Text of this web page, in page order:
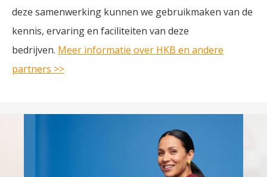
deze samenwerking kunnen we gebruikmaken van de
kennis, ervaring en faciliteiten van deze
bedrijven. Meer informatie over HKB en andere
partners >>